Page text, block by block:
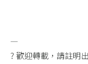
—​
? 歡迎轉載，請註明